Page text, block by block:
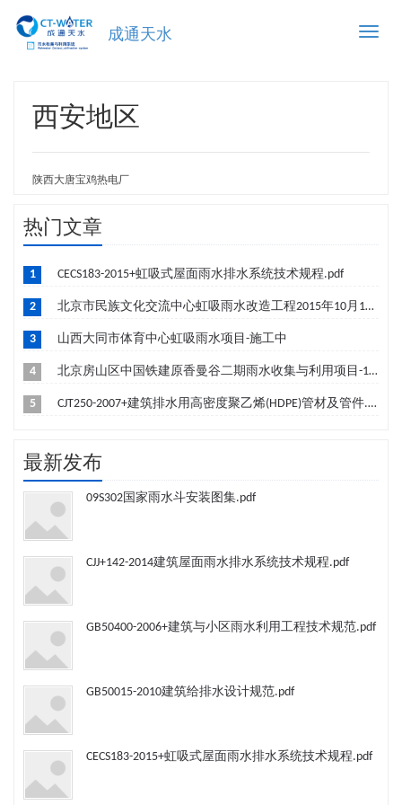
Toggle
成通天水
西安地区
陕西大唐宝鸡热电厂
热门文章
1 CECS183-2015+虹吸式屋面雨水排水系统技术规程.pdf
2 北京市民族文化交流中心虹吸雨水改造工程2015年10月19日成功签约-筹建中
3 山西大同市体育中心虹吸雨水项目-施工中
4 北京房山区中国铁建原香曼谷二期雨水收集与利用项目-10月竣工
5 CJT250-2007+建筑排水用高密度聚乙烯(HDPE)管材及管件.pdf
最新发布
09S302国家雨水斗安装图集.pdf
CJJ+142-2014建筑屋面雨水排水系统技术规程.pdf
GB50400-2006+建筑与小区雨水利用工程技术规范.pdf
GB50015-2010建筑给排水设计规范.pdf
CECS183-2015+虹吸式屋面雨水排水系统技术规程.pdf